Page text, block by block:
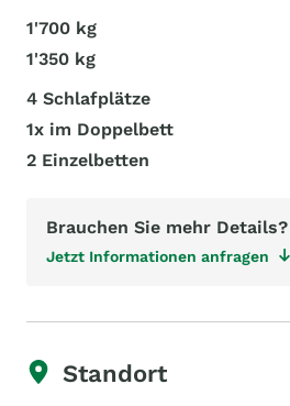
1'700 kg
1'350 kg
4 Schlafplätze
1x im Doppelbett
2 Einzelbetten
Brauchen Sie mehr Details?
Jetzt Informationen anfragen
Standort